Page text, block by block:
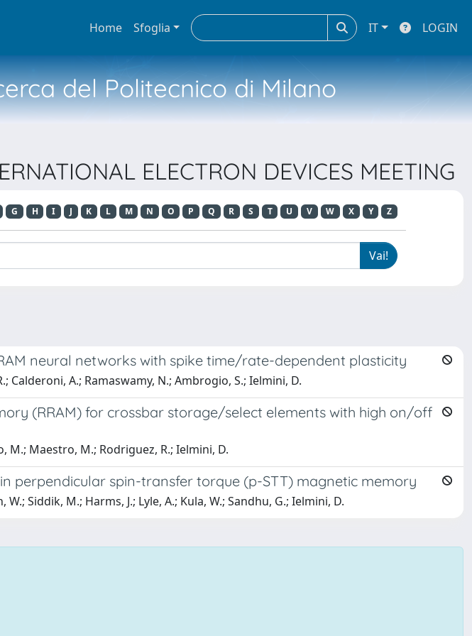
Home Sfoglia IT LOGIN
del Politecnico di Milano
ELECTRON DEVICES MEETING
G H I J K L M N O P Q R S T U V W X Y Z
neural networks with spike time/rate-dependent plasticity
Calderoni, A.; Ramaswamy, N.; Ambrogio, S.; Ielmini, D.
(RRAM) for crossbar storage/select elements with high on/off
M.; Maestro, M.; Rodriguez, R.; Ielmini, D.
perpendicular spin-transfer torque (p-STT) magnetic memory
Siddik, M.; Harms, J.; Lyle, A.; Kula, W.; Sandhu, G.; Ielmini, D.